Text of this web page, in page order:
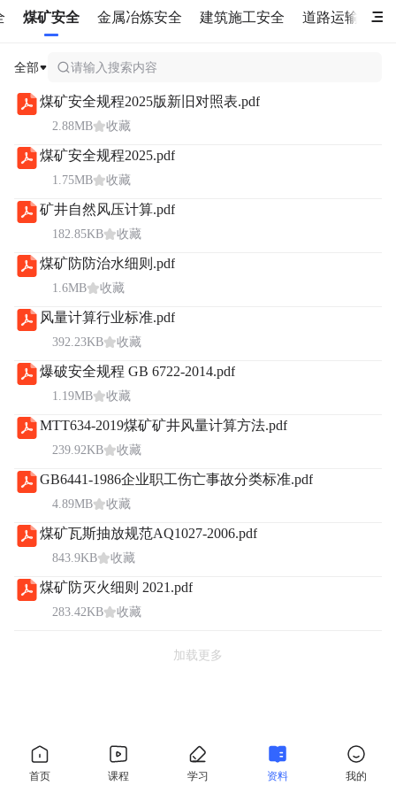
煤矿安全 金属冶炼安全 建筑施工安全 道路运输安全
全部 请输入搜索内容
煤矿安全规程2025版新旧对照表.pdf
2.88MB 收藏
煤矿安全规程2025.pdf
1.75MB 收藏
矿井自然风压计算.pdf
182.85KB 收藏
煤矿防防治水细则.pdf
1.6MB 收藏
风量计算行业标准.pdf
392.23KB 收藏
爆破安全规程 GB 6722-2014.pdf
1.19MB 收藏
MTT634-2019煤矿矿井风量计算方法.pdf
239.92KB 收藏
GB6441-1986企业职工伤亡事故分类标准.pdf
4.89MB 收藏
煤矿瓦斯抽放规范AQ1027-2006.pdf
843.9KB 收藏
煤矿防灭火细则 2021.pdf
283.42KB 收藏
加载更多
首页 课程 学习 资料 我的